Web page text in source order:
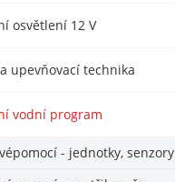
osvětlení 12 V
upevňovací technika
vodní program
- jednotky, senzory